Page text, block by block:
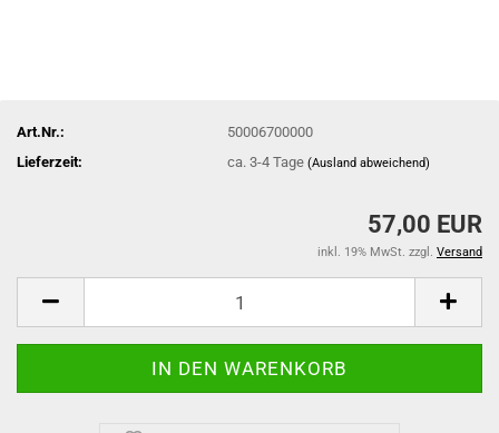
Art.Nr.:
50006700000
Lieferzeit:
ca. 3-4 Tage(Ausland abweichend)
57,00 EUR
inkl. 19% MwSt. zzgl. Versand